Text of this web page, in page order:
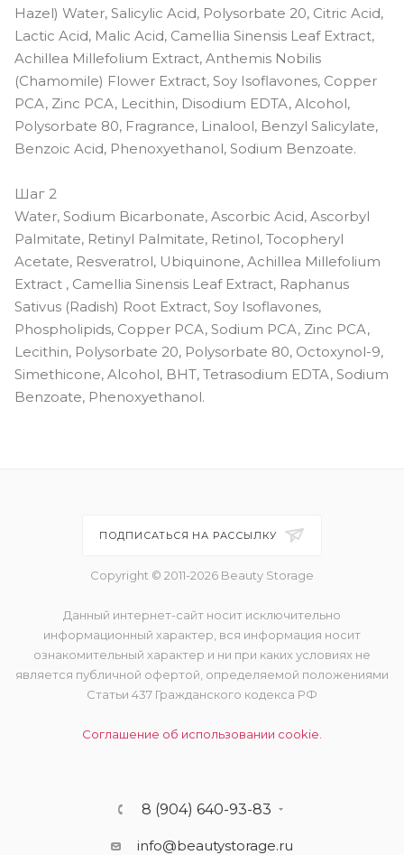
Hazel) Water, Salicylic Acid, Polysorbate 20, Citric Acid,
Lactic Acid, Malic Acid, Camellia Sinensis Leaf Extract,
Achillea Millefolium Extract, Anthemis Nobilis
(Chamomile) Flower Extract, Soy Isoflavones, Copper
PCA, Zinc PCA, Lecithin, Disodium EDTA, Alcohol,
Polysorbate 80, Fragrance, Linalool, Benzyl Salicylate,
Benzoic Acid, Phenoxyethanol, Sodium Benzoate.
Шаг 2
Water, Sodium Bicarbonate, Ascorbic Acid, Ascorbyl
Palmitate, Retinyl Palmitate, Retinol, Tocopheryl
Acetate, Resveratrol, Ubiquinone, Achillea Millefolium
Extract , Camellia Sinensis Leaf Extract, Raphanus
Sativus (Radish) Root Extract, Soy Isoflavones,
Phospholipids, Copper PCA, Sodium PCA, Zinc PCA,
Lecithin, Polysorbate 20, Polysorbate 80, Octoxynol-9,
Simethicone, Alcohol, BHT, Tetrasodium EDTA, Sodium
Benzoate, Phenoxyethanol.
ПОДПИСАТЬСЯ НА РАССЫЛКУ
Copyright © 2011-2026 Beauty Storage
Данный интернет-сайт носит исключительно
информационный характер, вся информация носит
ознакомительный характер и ни при каких условиях не
является публичной офертой, определяемой положениями
Статьи 437 Гражданского кодекса РФ
Соглашение об использовании cookie.
8 (904) 640-93-83
info@beautystorage.ru